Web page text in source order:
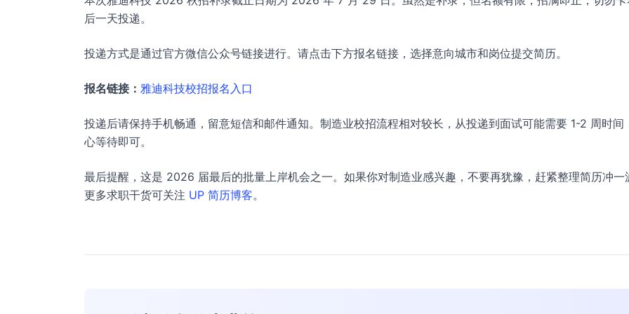
后一天投递。
投递方式是通过官方微信公众号链接进行。请点击下方报名链接，选择意向城市和岗位提交简历。
报名链接： 雅迪科技校招报名入口
投递后请保持手机畅通，留意短信和邮件通知。制造业校招流程相对较长，从投递到面试可能需要 1-2 周时间
心等待即可。
最后提醒，这是 2026 届最后的批量上岸机会之一。如果你对制造业感兴趣，不要再犹豫，赶紧整理简历冲一
更多求职干货可关注 UP 简历博客。